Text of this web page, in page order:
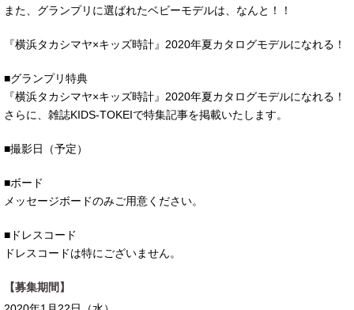
また、グランプリに選ばれたベビーモデルは、なんと！！
『横浜タカシマヤ×キッズ時計』2020年夏カタログモデルになれる！
■グランプリ特典
『横浜タカシマヤ×キッズ時計』2020年夏カタログモデルになれる！
さらに、雑誌KIDS-TOKEIで特集記事を掲載いたします。
■撮影日（予定）
■ボード
メッセージボードのみご用意ください。
■ドレスコード
ドレスコードは特にございません。
【募集期間】